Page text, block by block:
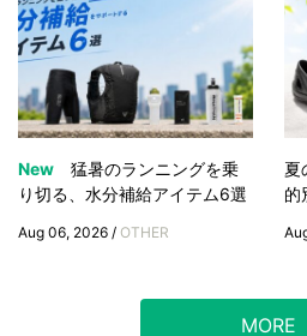
New
猛暑のランニングを乗
り切る、水分補給アイテム6選
Aug 06, 2026 / OTHER
夏
的
MORE